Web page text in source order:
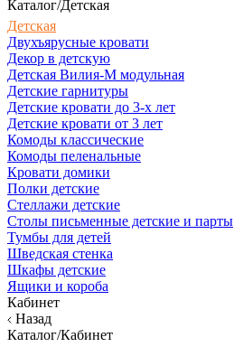
Каталог/Детская
Детская
Двухъярусные кровати
Декор в детскую
Детская Вилия-М модульная
Детские гарнитуры
Детские кровати до 3-х лет
Детские кровати от 3 лет
Комоды классические
Комоды пеленальные
Кровати домики
Полки детские
Стеллажи детские
Столы письменные детские и парты
Тумбы для детей
Шведская стенка
Шкафы детские
Ящики и короба
Кабинет
Назад
Каталог/Кабинет